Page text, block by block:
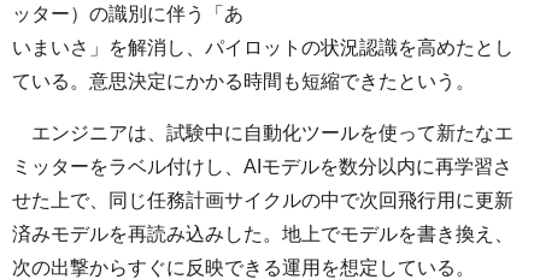
ッター）の識別に伴う「あ
いまいさ」を解消し、パイロットの状況認識を高めたとし
ている。意思決定にかかる時間も短縮できたという。
エンジニアは、試験中に自動化ツールを使って新たなエ
ミッターをラベル付けし、AIモデルを数分以内に再学習さ
せた上で、同じ任務計画サイクルの中で次回飛行用に更新
済みモデルを再読み込みした。地上でモデルを書き換え、
次の出撃からすぐに反映できる運用を想定している。